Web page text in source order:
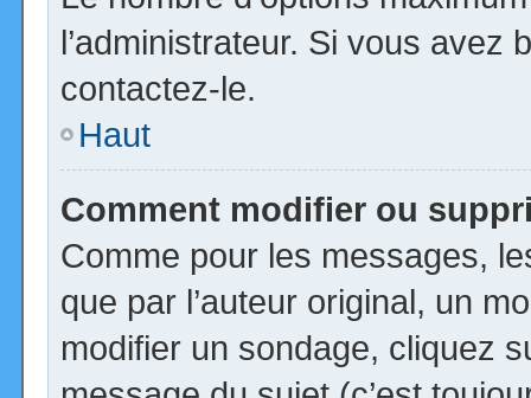
l’administrateur. Si vous avez
contactez-le.
Haut
Comment modifier ou
Comme pour les messages,
que par l’auteur original, un
modifier un sondage, cliquez